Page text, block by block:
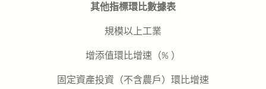
其他指標環比數據表
規模以上工業
增添值環比增速（% ）
固定資產投資（不含農戶）環比增速